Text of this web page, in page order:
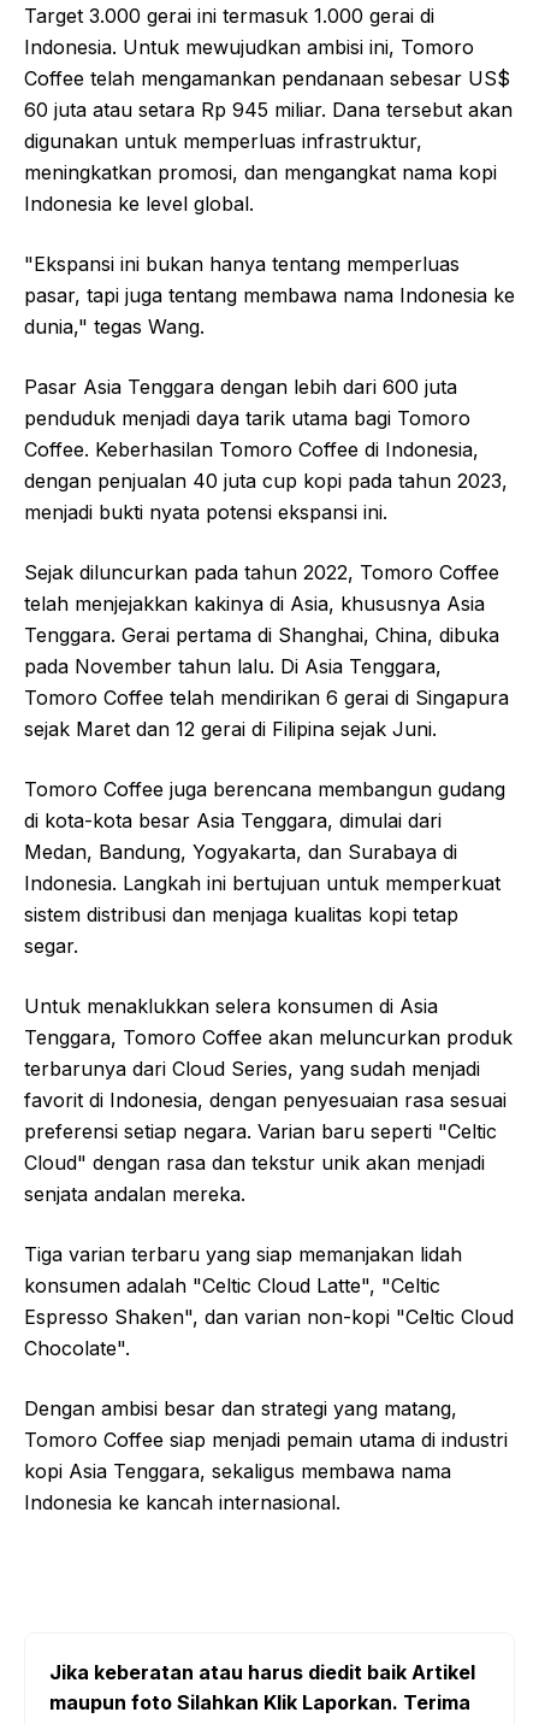
Target 3.000 gerai ini termasuk 1.000 gerai di
Indonesia. Untuk mewujudkan ambisi ini, Tomoro
Coffee telah mengamankan pendanaan sebesar US$
60 juta atau setara Rp 945 miliar. Dana tersebut akan
digunakan untuk memperluas infrastruktur,
meningkatkan promosi, dan mengangkat nama kopi
Indonesia ke level global.
"Ekspansi ini bukan hanya tentang memperluas
pasar, tapi juga tentang membawa nama Indonesia ke
dunia," tegas Wang.
Pasar Asia Tenggara dengan lebih dari 600 juta
penduduk menjadi daya tarik utama bagi Tomoro
Coffee. Keberhasilan Tomoro Coffee di Indonesia,
dengan penjualan 40 juta cup kopi pada tahun 2023,
menjadi bukti nyata potensi ekspansi ini.
Sejak diluncurkan pada tahun 2022, Tomoro Coffee
telah menjejakkan kakinya di Asia, khususnya Asia
Tenggara. Gerai pertama di Shanghai, China, dibuka
pada November tahun lalu. Di Asia Tenggara,
Tomoro Coffee telah mendirikan 6 gerai di Singapura
sejak Maret dan 12 gerai di Filipina sejak Juni.
Tomoro Coffee juga berencana membangun gudang
di kota-kota besar Asia Tenggara, dimulai dari
Medan, Bandung, Yogyakarta, dan Surabaya di
Indonesia. Langkah ini bertujuan untuk memperkuat
sistem distribusi dan menjaga kualitas kopi tetap
segar.
Untuk menaklukkan selera konsumen di Asia
Tenggara, Tomoro Coffee akan meluncurkan produk
terbarunya dari Cloud Series, yang sudah menjadi
favorit di Indonesia, dengan penyesuaian rasa sesuai
preferensi setiap negara. Varian baru seperti "Celtic
Cloud" dengan rasa dan tekstur unik akan menjadi
senjata andalan mereka.
Tiga varian terbaru yang siap memanjakan lidah
konsumen adalah "Celtic Cloud Latte", "Celtic
Espresso Shaken", dan varian non-kopi "Celtic Cloud
Chocolate".
Dengan ambisi besar dan strategi yang matang,
Tomoro Coffee siap menjadi pemain utama di industri
kopi Asia Tenggara, sekaligus membawa nama
Indonesia ke kancah internasional.
Jika keberatan atau harus diedit baik Artikel
maupun foto Silahkan Klik Laporkan. Terima